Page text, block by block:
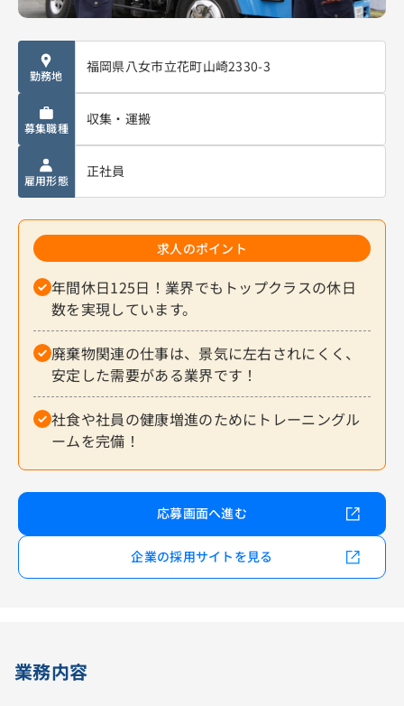
勤務地 福岡県八女市立花町山崎2330-3
募集職種 収集・運搬
雇用形態 正社員
求人のポイント
年間休日125日！業界でもトップクラスの休日
数を実現しています。
廃棄物関連の仕事は、景気に左右されにくく、
安定した需要がある業界です！
社食や社員の健康増進のためにトレーニングル
ームを完備！
応募画面へ進む
企業の採用サイトを見る
業務内容